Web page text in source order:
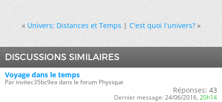
« Univers: Distances et Temps|C'est quoi l'univers? »
DISCUSSIONS SIMILAIRES
Voyage dans le temps
Par invitec35bc9ea dans le forum Physique
Réponses: 43
Dernier message: 24/06/2016, 20h14